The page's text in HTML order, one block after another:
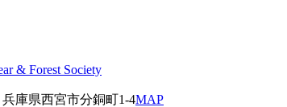
兵庫県西宮市分銅町1-4MAP